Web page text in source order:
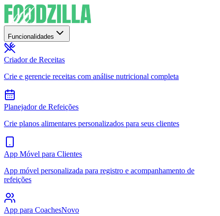
Funcionalidades
Criador de Receitas
Crie e gerencie receitas com análise nutricional completa
Planejador de Refeições
Crie planos alimentares personalizados para seus clientes
App Móvel para Clientes
App móvel personalizada para registro e acompanhamento de
refeições
App para CoachesNovo